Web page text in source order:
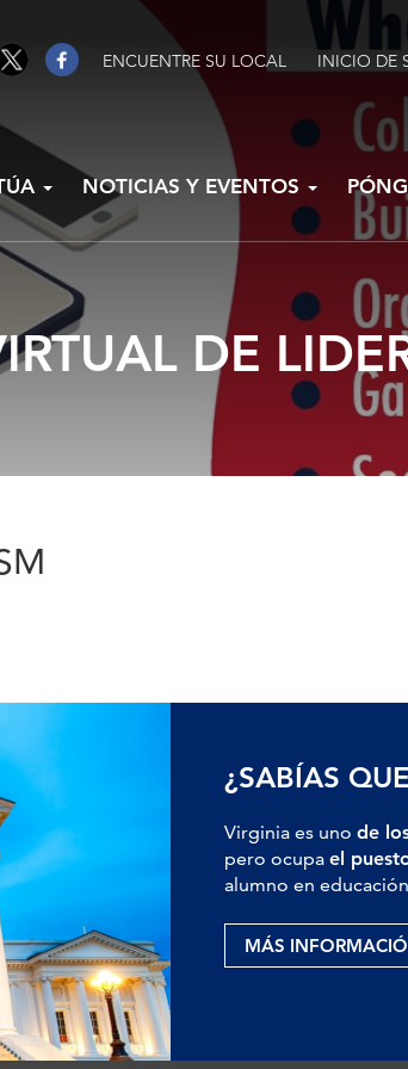
ENCUENTRE SU LOCAL INICIO DE
NOTICIAS Y EVENTOS
DE
¿SABÍAS
Virginia es uno de
pero ocupa el
alumno en
MÁS